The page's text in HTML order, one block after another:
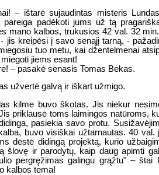
– ištarė sujaudintas misteris
pareiga padėkoti jums už tą
mano kalbos, trukusios 42 val. 32
jis kreipėsi į savo senąjį tarną, -
tuo metu, kai džentelmenai
jiems esant!
– pasakė senasis Tomas Bekas.
užvertė galvą ir iškart užmigo.
kilme buvo škotas. Jis niekur
priklausė toms laimingos natūroms,
pasiekia savo protu.
buvo visiškai užtarnautas. 40 val.
dėstė didingą projektą, kurio
šlovę ir parodytų, kaip daug apimti
pergręžimas galingu grąžtu" – štai
kalbos tema!